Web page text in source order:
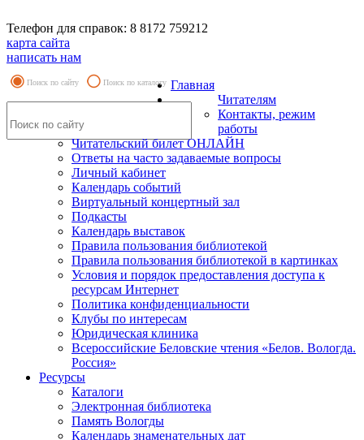
Телефон для справок: 8 8172 759212
карта сайта
написать нам
Поиск по сайту Поиск по каталогу Главная
Читателям
Контакты, режим
работы
Читательский билет ОНЛАЙН
Ответы на часто задаваемые вопросы
Личный кабинет
Календарь событий
Виртуальный концертный зал
Подкасты
Календарь выставок
Правила пользования библиотекой
Правила пользования библиотекой в картинках
Условия и порядок предоставления доступа к
ресурсам Интернет
Политика конфиденциальности
Клубы по интересам
Юридическая клиника
Всероссийские Беловские чтения «Белов. Вологда.
Россия»
Ресурсы
Каталоги
Электронная библиотека
Память Вологды
Календарь знаменательных дат